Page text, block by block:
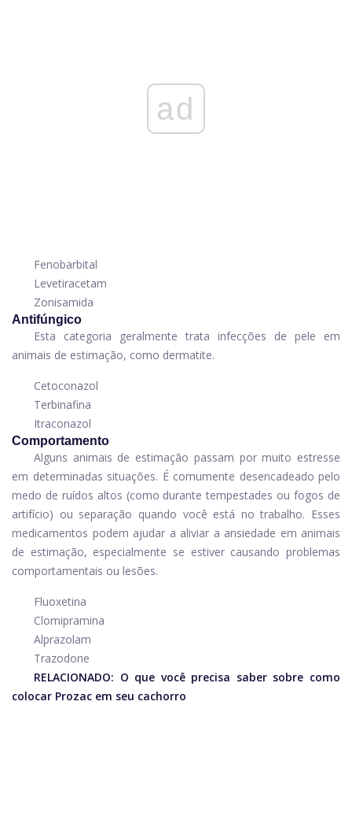
ad
Fenobarbital
Levetiracetam
Zonisamida
Antifúngico
Esta categoria geralmente trata infecções de pele em
animais de estimação, como dermatite.
Cetoconazol
Terbinafina
Itraconazol
Comportamento
Alguns animais de estimação passam por muito estresse
em determinadas situações. É comumente desencadeado pelo
medo de ruídos altos (como durante tempestades ou fogos de
artifício) ou separação quando você está no trabalho. Esses
medicamentos podem ajudar a aliviar a ansiedade em animais
de estimação, especialmente se estiver causando problemas
comportamentais ou lesões.
Fluoxetina
Clomipramina
Alprazolam
Trazodone
RELACIONADO: O que você precisa saber sobre como
colocar Prozac em seu cachorro